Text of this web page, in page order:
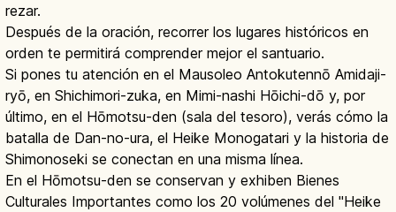
rezar.
Después de la oración, recorrer los lugares históricos en
orden te permitirá comprender mejor el santuario.
Si pones tu atención en el Mausoleo Antokutennō Amidaji-
ryō, en Shichimori-zuka, en Mimi-nashi Hōichi-dō y, por
último, en el Hōmotsu-den (sala del tesoro), verás cómo la
batalla de Dan-no-ura, el Heike Monogatari y la historia de
Shimonoseki se conectan en una misma línea.
En el Hōmotsu-den se conservan y exhiben Bienes
Culturales Importantes como los 20 volúmenes del "Heike